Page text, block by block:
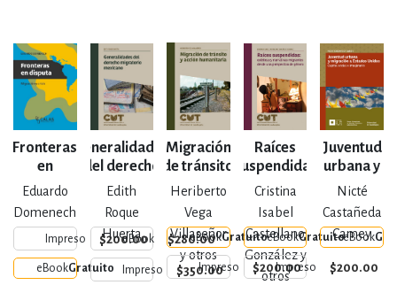
Fronteras
en
disputa
Eduardo
Domenech
Impreso $200.00
eBookGratuito
Generalidades
del derecho
migratorio
mexicano
Edith
Roque
Huerta
eBook $280.00
Impreso $350.00
Migración
de tránsito
y acción
humanitaria
Heriberto
Vega
Villaseñor
y otros
eBookGratuito
Impreso $200.00
Raíces
suspendidas
Cristina
Isabel
Castellano
González y
otros
eBookGratuito
Impreso $200.00
Juventud
urbana y
migración
a Estados
Nicté
Castañeda
Camey
eBook